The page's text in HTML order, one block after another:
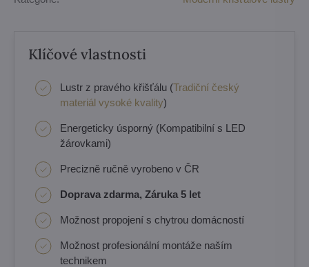
Klíčové vlastnosti
Lustr z pravého křišťálu (Tradiční český
materiál vysoké kvality)
Energeticky úsporný (Kompatibilní s LED
žárovkami)
Precizně ručně vyrobeno v ČR
Doprava zdarma, Záruka 5 let
Možnost propojení s chytrou domácností
Možnost profesionální montáže naším
technikem